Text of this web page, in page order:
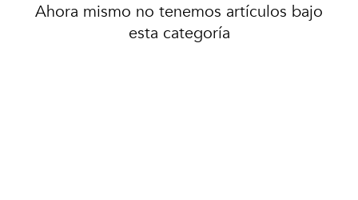
Ahora mismo no tenemos artículos bajo
esta categoría